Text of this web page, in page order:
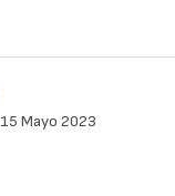
15 Mayo 2023